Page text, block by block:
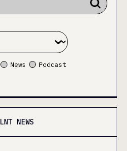
News
Podcast
LNT NEWS